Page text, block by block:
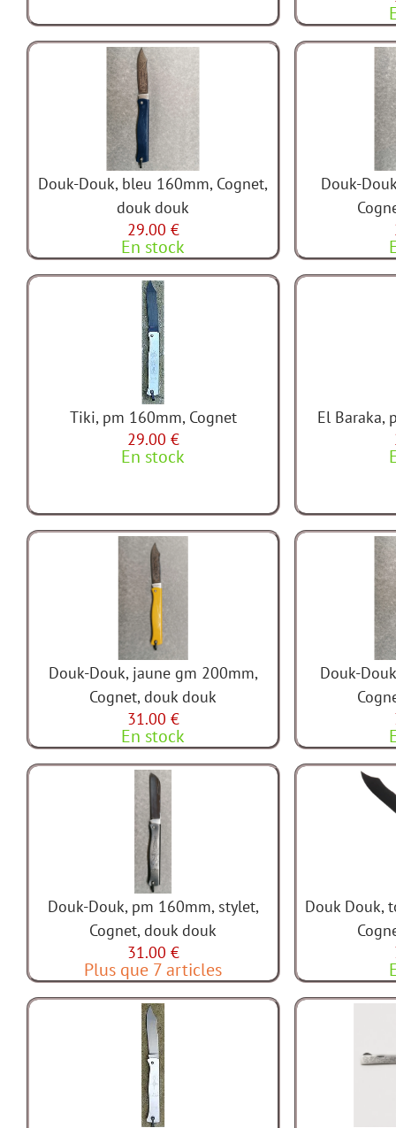
Douk-Douk, bleu 160mm, Cognet,
douk douk
29.00 €
En stock
Douk-
Tiki, pm 160mm, Cognet
29.00 €
En stock
El Baraka,
Douk-Douk, jaune gm 200mm,
Cognet, douk douk
31.00 €
En stock
Douk-
Douk-Douk, pm 160mm, stylet,
Cognet, douk douk
31.00 €
Plus que 7 articles
Douk Douk,